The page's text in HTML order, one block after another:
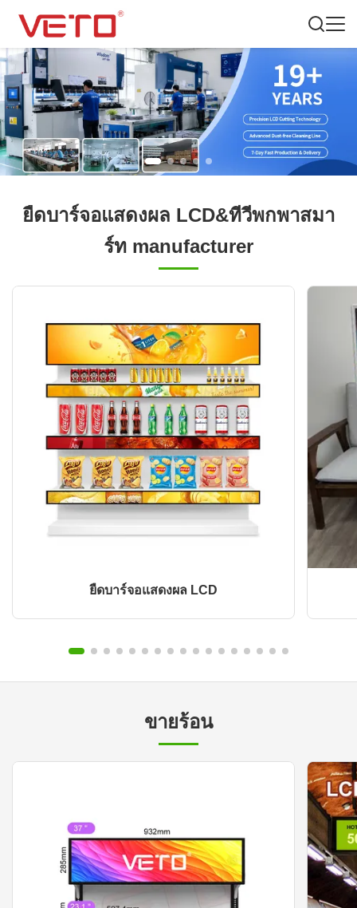
ยืดบาร์จอแสดงผล LCD&ทีวีพกพาสมา
ร์ท manufacturer
ยืดบาร์จอแสดงผล LCD
ขายร้อน